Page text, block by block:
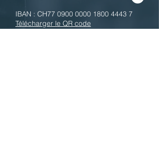
IBAN : CH77 0900 0000 1800 4443 7
Télécharger le QR code